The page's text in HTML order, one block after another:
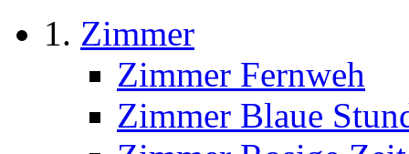
Zimmer
Zimmer Fernweh
Zimmer Blaue